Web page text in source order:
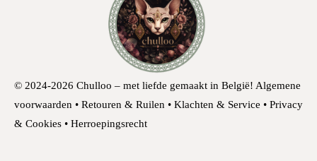
© 2024-2026 Chulloo – met liefde gemaakt in België! Algemene
voorwaarden • Retouren & Ruilen • Klachten & Service • Privacy
& Cookies • Herroepingsrecht